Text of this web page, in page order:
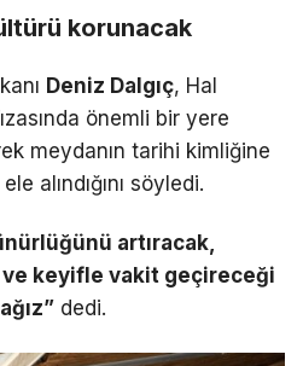
korunacak
Deniz Dalgıç, Hal
önemli bir yere
meydanın tarihi kimliğine
alındığını söyledi.
artıracak,
ve keyifle vakit geçireceği
dedi.